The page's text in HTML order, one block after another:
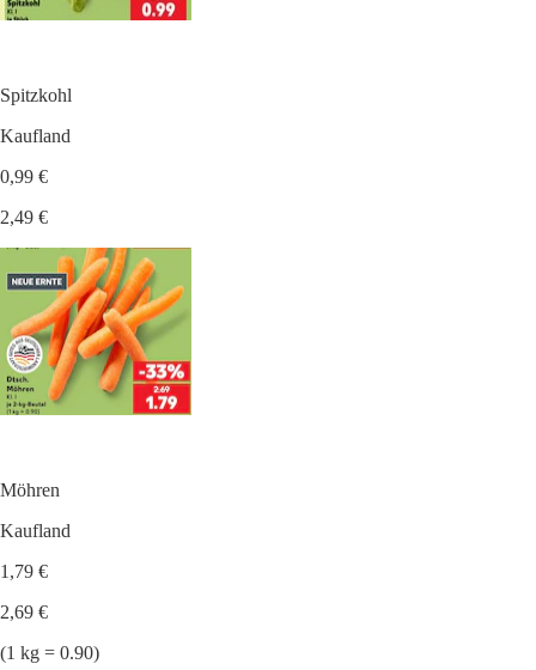
Spitzkohl
Kaufland
0,99 €
2,49 €
Möhren
Kaufland
1,79 €
2,69 €
(1 kg = 0.90)